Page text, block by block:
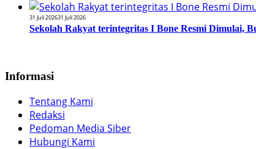
31 Juli 202631 Juli 2026
Sekolah Rakyat terintegritas I Bone Resmi Dimulai,
Informasi
Tentang Kami
Redaksi
Pedoman Media Siber
Hubungi Kami